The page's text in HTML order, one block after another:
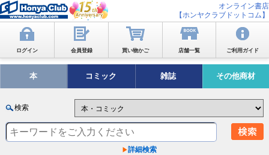
オンライン書店
【ホンヤクラブドットコム】
ログイン 会員登録 買い物かご 店舗一覧 ご利用ガイド
本 コミック 雑誌 その他商材
検索
詳細検索